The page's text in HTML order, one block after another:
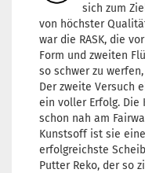
sich zum
von höchster
war die RASK, die
Form und zweiten
so schwer zu
Der zweite Versuch
ein voller Erfolg. Die
schon nah am
Kunstsoff ist sie
erfolgreichste
Putter Reko, der so